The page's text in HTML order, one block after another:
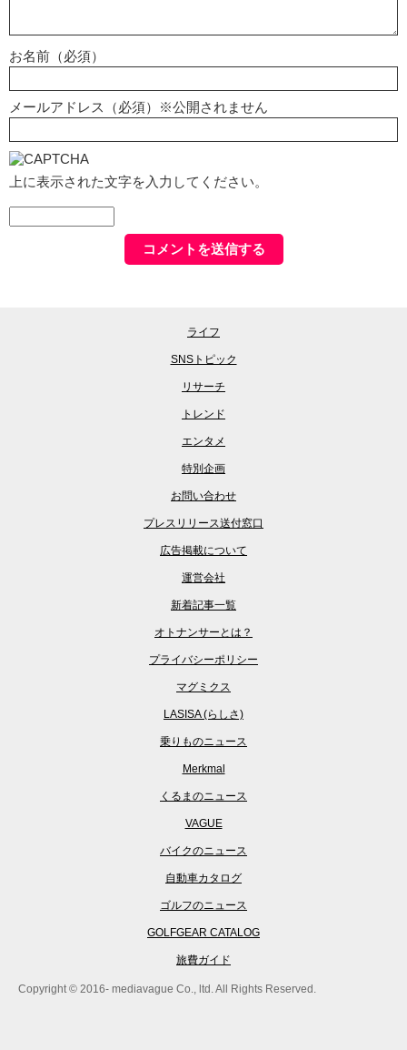
お名前（必須）
メールアドレス（必須）※公開されません
上に表示された文字を入力してください。
ライフ
SNSトピック
リサーチ
トレンド
エンタメ
特別企画
お問い合わせ
プレスリリース送付窓口
広告掲載について
運営会社
新着記事一覧
オトナンサーとは？
プライバシーポリシー
マグミクス
LASISA (らしさ)
乗りものニュース
Merkmal
くるまのニュース
VAGUE
バイクのニュース
自動車カタログ
ゴルフのニュース
GOLFGEAR CATALOG
旅費ガイド
Copyright © 2016- mediavague Co., ltd. All Rights Reserved.